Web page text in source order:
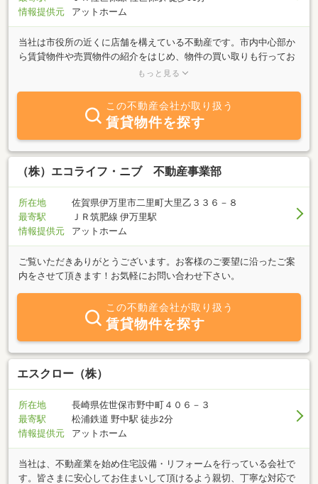
情報提供元
アットホーム
当社は市役所の近くに店舗を構えている不動産です。市内中心部か
ら賃貸物件や売買物件の紹介をはじめ、物件の買い取りも行ってお
ります。情熱をもって対応致しますので不動産のことなら是非当社
もっと見る
この不動産会社が取り扱う
賃貸物件を探す
（株）エコライフ・ニブ 不動産事業部
所在地
佐賀県伊万里市二里町大里乙３３６－８
最寄駅
ＪＲ筑肥線 伊万里駅
情報提供元
アットホーム
ご覧いただきありがとうございます。お客様のご要望に沿ったご案
内をさせて頂きます！お気軽にお問い合わせ下さい。
この不動産会社が取り扱う
賃貸物件を探す
エスクロー（株）
所在地
長崎県佐世保市野中町４０６－３
最寄駅
松浦鉄道 野中駅 徒歩2分
情報提供元
アットホーム
当社は、不動産業を始め住宅設備・リフォームを行っている会社で
す。皆さまに安心してお住まいして頂けるよう親切、丁寧な対応で